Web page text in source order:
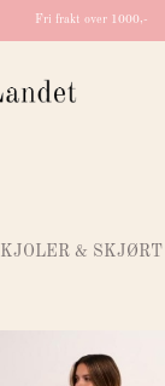
Fri frakt over 1000,-
KJOLER & SKJØRT